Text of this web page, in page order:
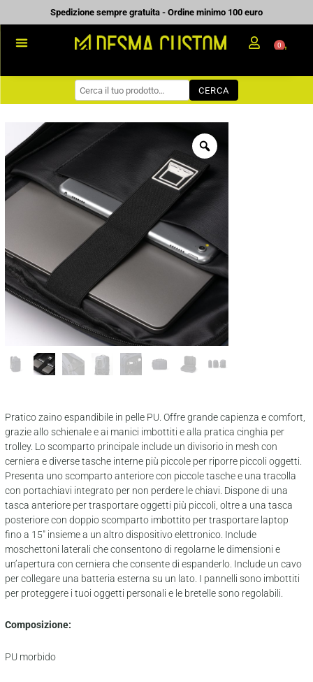
al
contenuto
Spedizione sempre gratuita - Ordine minimo 100 euro
WORKWEAR
COME ORDINARE
PREVENTIVI
CHI SIAMO
0
CERCA
Pratico zaino espandibile in pelle PU. Offre grande capienza e comfort,
grazie allo schienale e ai manici imbottiti e alla pratica cinghia per
trolley. Lo scomparto principale include un divisorio in mesh con
cerniera e diverse tasche interne più piccole per riporre piccoli oggetti.
Presenta uno scomparto anteriore con piccole tasche e una tracolla
con portachiavi integrato per non perdere le chiavi. Dispone di una
tasca anteriore per trasportare oggetti più piccoli, oltre a una tasca
posteriore con doppio scomparto imbottito per trasportare laptop
fino a 15″ insieme a un altro dispositivo elettronico. Include
moschettoni laterali che consentono di regolarne le dimensioni e
un’apertura con cerniera che consente di espanderlo. Include un cavo
per collegare una batteria esterna su un lato. I pannelli sono imbottiti
per proteggere i tuoi oggetti personali e le bretelle sono regolabili.
Composizione:
PU morbido